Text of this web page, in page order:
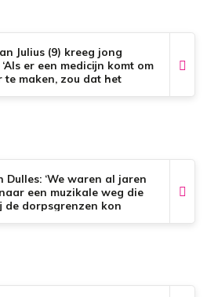
Julius (9) kreeg jong
er een medicijn komt om
te maken, zou dat het
Dulles: ‘We waren al jaren
een muzikale weg die
de dorpsgrenzen kon